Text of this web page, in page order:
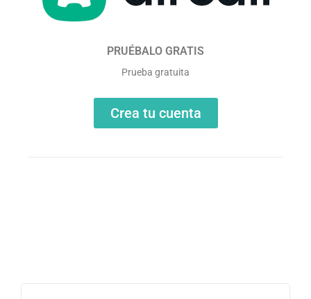
PRUÉBALO GRATIS
Prueba gratuita
Crea tu cuenta